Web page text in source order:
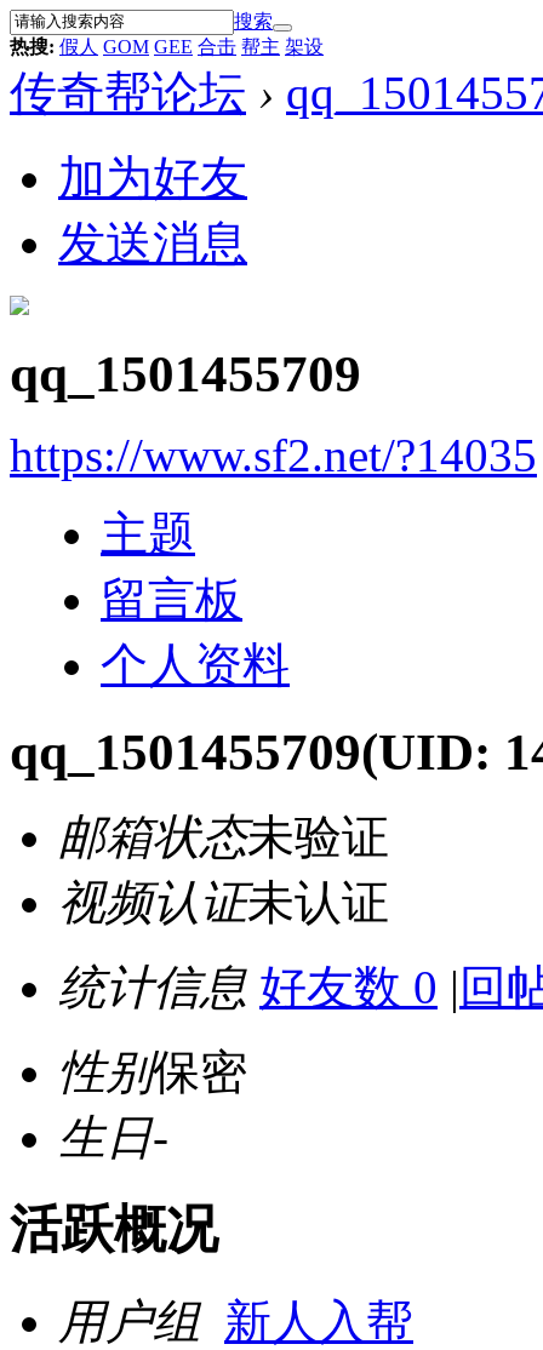
搜索
热搜: 假人 GOM GEE 合击 帮主 架设
传奇帮论坛 ›
加为好友
发送消息
qq_1501455709
https://www.sf2.net/?14035
主题
留言板
个人资料
qq_1501455709(UID:
邮箱状态未验证
视频认证未认证
统计信息 好友数 0 | 回
性别保密
生日-
活跃概况
用户组 新人入帮